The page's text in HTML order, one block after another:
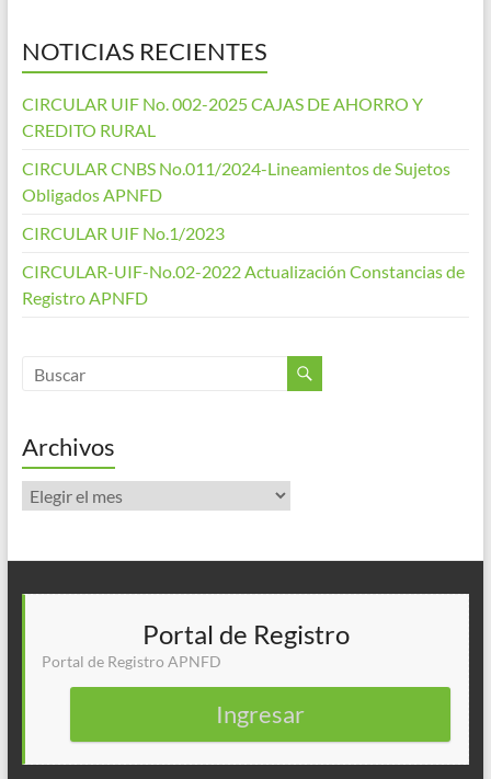
NOTICIAS RECIENTES
CIRCULAR UIF No. 002-2025 CAJAS DE AHORRO Y
CREDITO RURAL
CIRCULAR CNBS No.011/2024-Lineamientos de Sujetos
Obligados APNFD
CIRCULAR UIF No.1/2023
CIRCULAR-UIF-No.02-2022 Actualización Constancias de
Registro APNFD
Archivos
Archivos
Portal de Registro
Portal de Registro APNFD
Ingresar